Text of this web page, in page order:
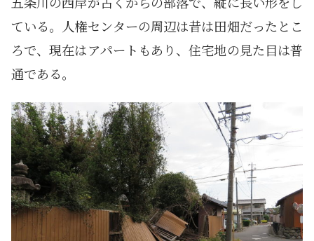
ている。人権センターの周辺は昔は田畑だったとこ
ろで、現在はアパートもあり、住宅地の見た目は普
通である。